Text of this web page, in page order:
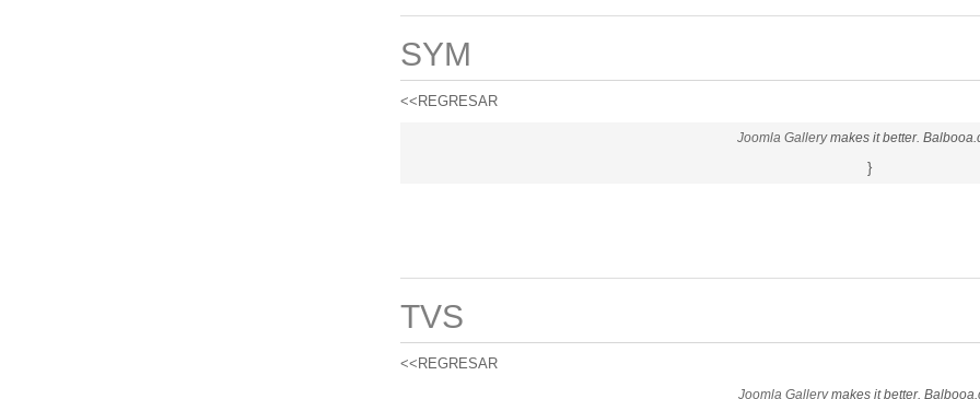
SYM
<<REGRESAR
Joomla Gallerymakes it better.
}
TVS
<<REGRESAR
Joomla Gallerymakes it better.